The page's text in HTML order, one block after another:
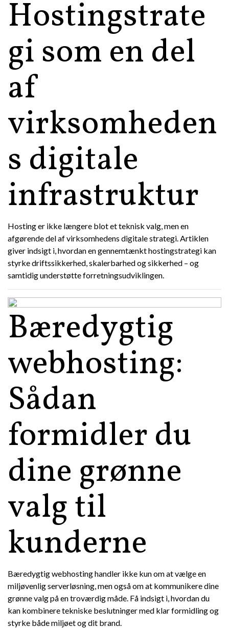
Hostingstrate
gi som en del
af
virksomheden
s digitale
infrastruktur
Hosting er ikke længere blot et teknisk valg, men en
afgørende del af virksomhedens digitale strategi. Artiklen
giver indsigt i, hvordan en gennemtænkt hostingstrategi kan
styrke driftssikkerhed, skalerbarhed og sikkerhed – og
samtidig understøtte forretningsudviklingen.
Bæredygtig
webhosting:
Sådan
formidler du
dine grønne
valg til
kunderne
Bæredygtig webhosting handler ikke kun om at vælge en
miljøvenlig serverløsning, men også om at kommunikere dine
grønne valg på en troværdig måde. Få indsigt i, hvordan du
kan kombinere tekniske beslutninger med klar formidling og
styrke både miljøet og dit brand.